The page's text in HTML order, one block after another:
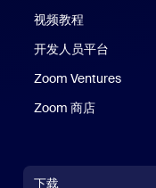
视频教程
开发人员平台
Zoom Ventures
Zoom 商店
下载